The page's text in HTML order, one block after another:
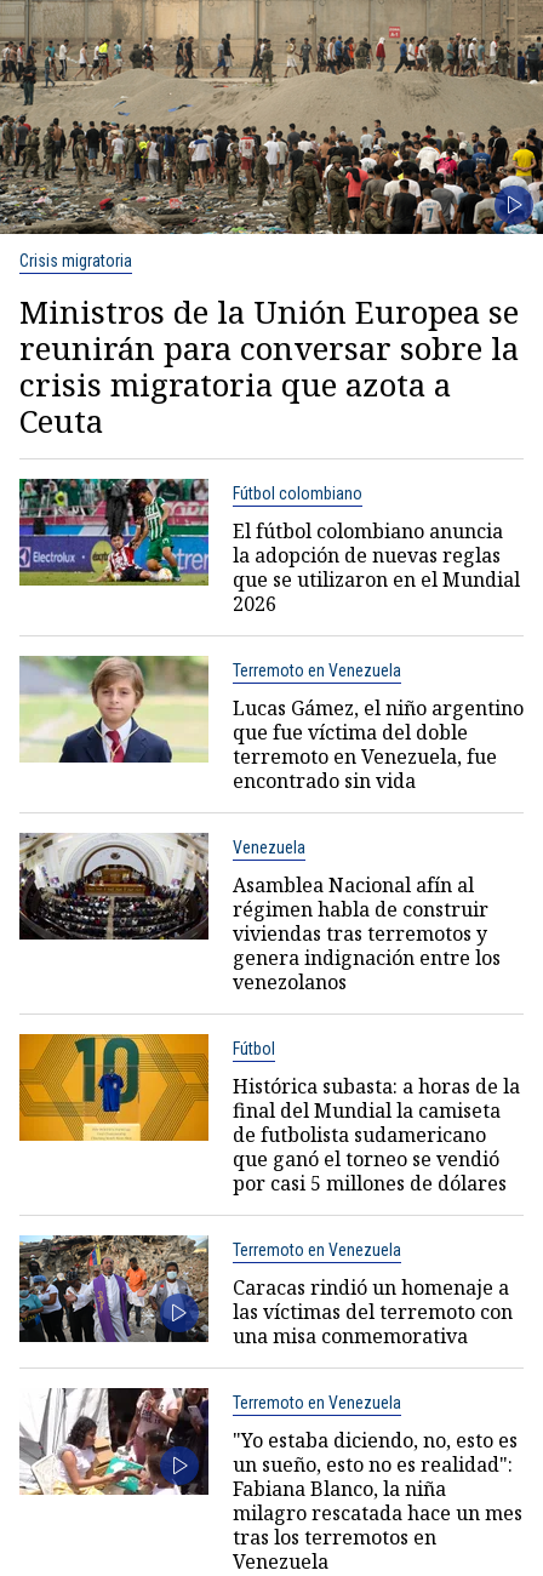
Crisis migratoria
Ministros de la Unión Europea se
reunirán para conversar sobre la
crisis migratoria que azota a
Ceuta
Fútbol colombiano
El fútbol colombiano anuncia
la adopción de nuevas reglas
que se utilizaron en el Mundial
2026
Terremoto en Venezuela
Lucas Gámez, el niño argentino
que fue víctima del doble
terremoto en Venezuela, fue
encontrado sin vida
Venezuela
Asamblea Nacional afín al
régimen habla de construir
viviendas tras terremotos y
genera indignación entre los
venezolanos
Fútbol
Histórica subasta: a horas de la
final del Mundial la camiseta
de futbolista sudamericano
que ganó el torneo se vendió
por casi 5 millones de dólares
Terremoto en Venezuela
Caracas rindió un homenaje a
las víctimas del terremoto con
una misa conmemorativa
Terremoto en Venezuela
"Yo estaba diciendo, no, esto es
un sueño, esto no es realidad":
Fabiana Blanco, la niña
milagro rescatada hace un mes
tras los terremotos en
Venezuela